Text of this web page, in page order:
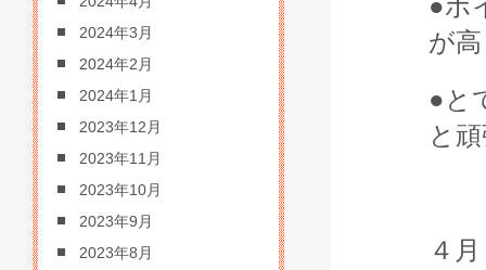
●ボ
が
●と
と
４
2024年3月
2024年2月
2024年1月
2023年12月
2023年11月
2023年10月
2023年9月
2023年8月